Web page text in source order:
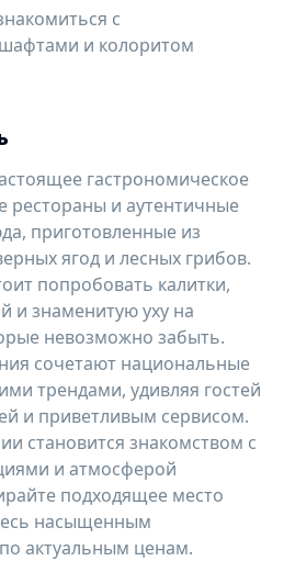
с
и колоритом
гастрономическое
рестораны и аутентичные
приготовленные из
ягод и лесных грибов.
попробовать калитки,
и знаменитую уху на
невозможно забыть.
сочетают национальные
трендами, удивляя гостей
и приветливым сервисом.
становится знакомством с
и атмосферой
подходящее место
насыщенным
актуальным ценам.